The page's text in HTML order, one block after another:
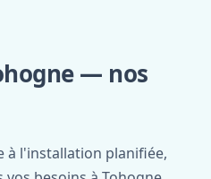
— nos
à l'installation planifiée,